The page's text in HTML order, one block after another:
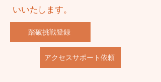
いいたします。
踏破挑戦登録
アクセスサポート依頼